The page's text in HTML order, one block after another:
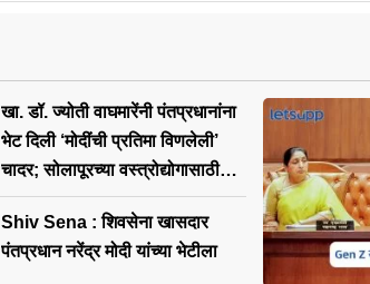
खा. डॉ. ज्योती वाघमारेंनी पंतप्रधानांना
भेट दिली ‘मोदींची प्रतिमा विणलेली’
चादर; सोलापूरच्या वस्त्रोद्योगासाठी
आंतरराष्ट्रीय धोरणाची मागणी
Shiv Sena : शिवसेना खासदार
पंतप्रधान नरेंद्र मोदी यांच्या भेटीला